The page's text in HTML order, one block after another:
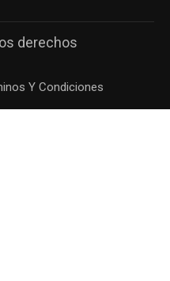
derechos
Y Condiciones